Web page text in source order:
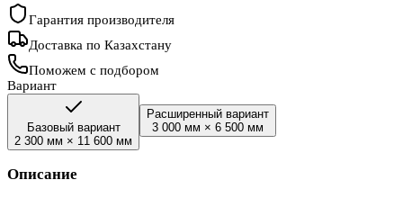
Гарантия производителя
Доставка по Казахстану
Поможем с подбором
Вариант
Базовый вариант
2 300 мм × 11 600 мм
Расширенный вариант
3 000 мм × 6 500 мм
Описание